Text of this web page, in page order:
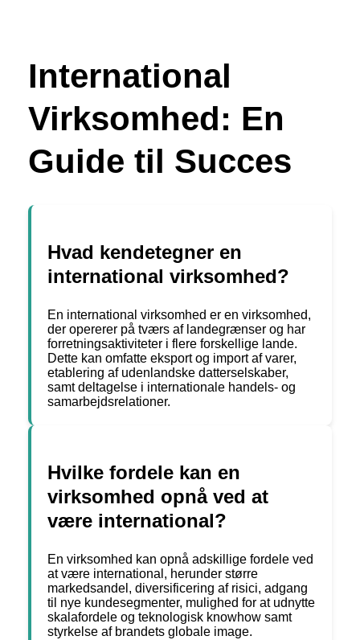
International
Virksomhed: En
Guide til Succes
Hvad kendetegner en
international virksomhed?
En international virksomhed er en virksomhed,
der opererer på tværs af landegrænser og har
forretningsaktiviteter i flere forskellige lande.
Dette kan omfatte eksport og import af varer,
etablering af udenlandske datterselskaber,
samt deltagelse i internationale handels- og
samarbejdsrelationer.
Hvilke fordele kan en
virksomhed opnå ved at
være international?
En virksomhed kan opnå adskillige fordele ved
at være international, herunder større
markedsandel, diversificering af risici, adgang
til nye kundesegmenter, mulighed for at udnytte
skalafordele og teknologisk knowhow samt
styrkelse af brandets globale image.